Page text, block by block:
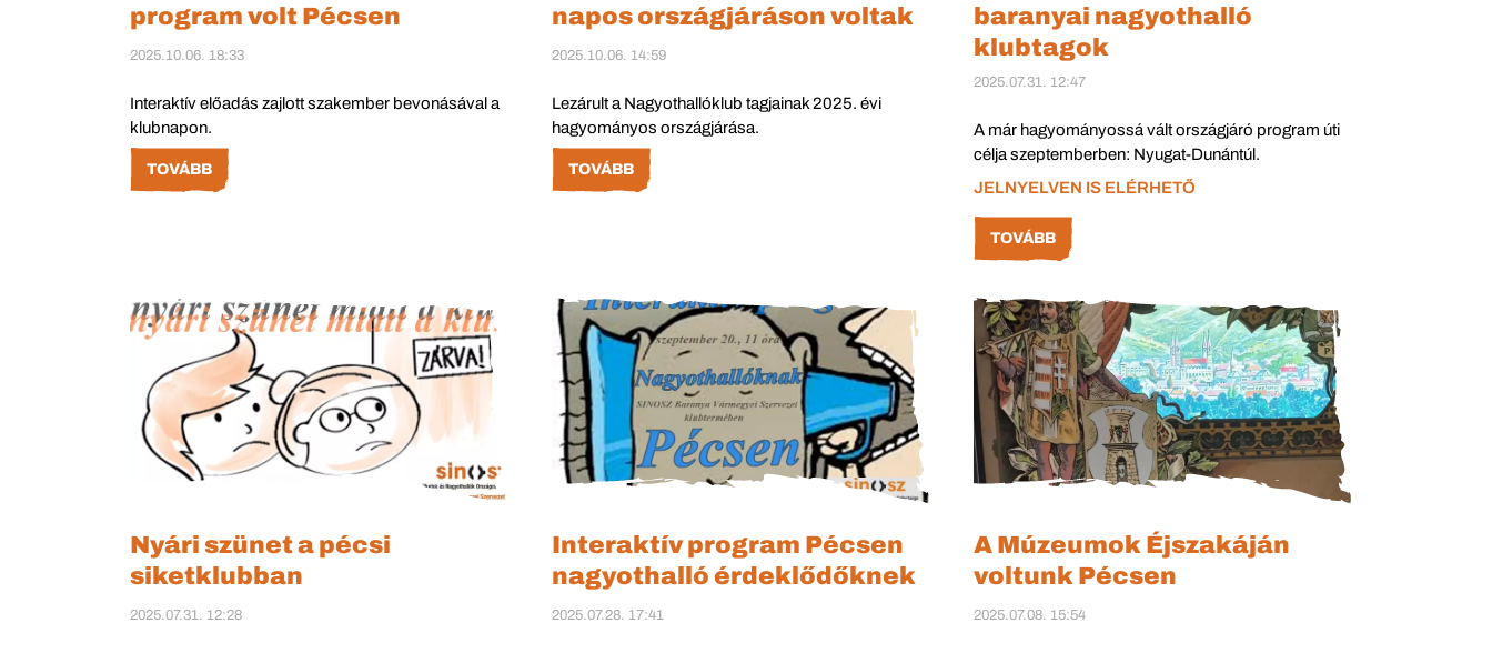
program volt Pécsen
2025.10.06. 18:33
Interaktív előadás zajlott szakember bevonásával a
klubnapon.
TOVÁBB
napos országjáráson voltak
2025.10.06. 14:59
Lezárult a Nagyothallóklub tagjainak 2025. évi
hagyományos országjárása.
TOVÁBB
baranyai nagyothalló
klubtagok
2025.07.31. 12:47
A már hagyományossá vált országjáró program úti
célja szeptemberben: Nyugat-Dunántúl.
JELNYELVEN IS ELÉRHETŐ
TOVÁBB
Nyári szünet a pécsi
siketklubban
2025.07.31. 12:28
Interaktív program Pécsen
nagyothalló érdeklődőknek
2025.07.28. 17:41
A Múzeumok Éjszakáján
voltunk Pécsen
2025.07.08. 15:54